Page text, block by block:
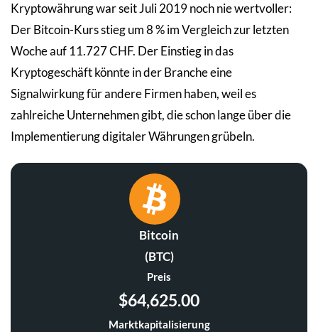
Kryptowährung war seit Juli 2019 noch nie wertvoller:
Der Bitcoin-Kurs stieg um 8 % im Vergleich zur letzten
Woche auf 11.727 CHF. Der Einstieg in das
Kryptogeschäft könnte in der Branche eine
Signalwirkung für andere Firmen haben, weil es
zahlreiche Unternehmen gibt, die schon lange über die
Implementierung digitaler Währungen grübeln.
Bitcoin
(BTC)
Preis
$64,625.00
Marktkapitalisierung